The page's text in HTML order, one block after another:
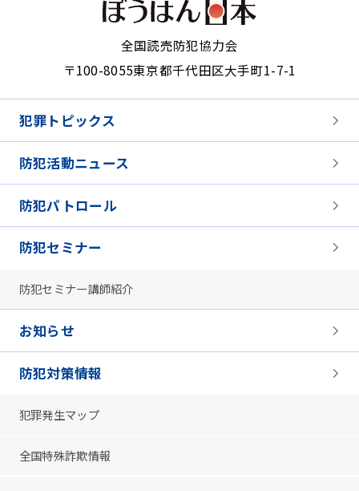
全国読売防犯協力会
〒100-8055東京都千代田区大手町1-7-1
犯罪トピックス
防犯活動ニュース
防犯パトロール
防犯セミナー
防犯セミナー講師紹介
お知らせ
防犯対策情報
犯罪発生マップ
全国特殊詐欺情報